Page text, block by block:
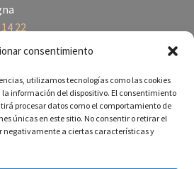
consentimiento
utilizamos tecnologías como las cookies
información del dispositivo. El consentimiento
procesar datos como el comportamiento de
únicas en este sitio. No consentir o retirar el
negativamente a ciertas características y
22